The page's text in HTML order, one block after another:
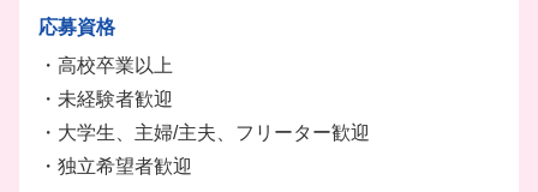
応募資格
・高校卒業以上
・未経験者歓迎
・大学生、主婦/主夫、フリーター歓迎
・独立希望者歓迎